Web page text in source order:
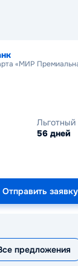
«МИР
56 дней
Отправить заявку
предложения